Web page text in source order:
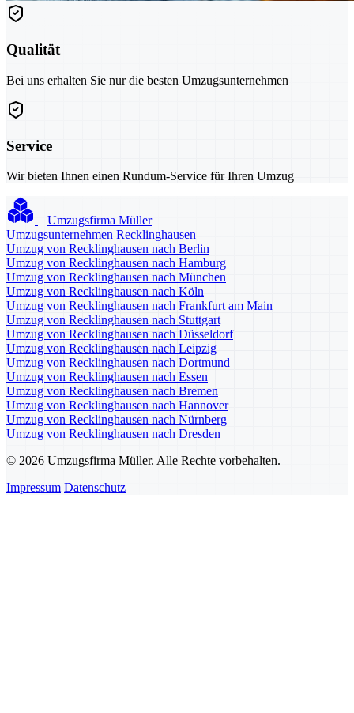
Qualität
Bei uns erhalten Sie nur die besten Umzugsunternehmen
Service
Wir bieten Ihnen einen Rundum-Service für Ihren Umzug
Umzugsfirma Müller
Umzugsunternehmen Recklinghausen
Umzug von Recklinghausen nach Berlin
Umzug von Recklinghausen nach Hamburg
Umzug von Recklinghausen nach München
Umzug von Recklinghausen nach Köln
Umzug von Recklinghausen nach Frankfurt am Main
Umzug von Recklinghausen nach Stuttgart
Umzug von Recklinghausen nach Düsseldorf
Umzug von Recklinghausen nach Leipzig
Umzug von Recklinghausen nach Dortmund
Umzug von Recklinghausen nach Essen
Umzug von Recklinghausen nach Bremen
Umzug von Recklinghausen nach Hannover
Umzug von Recklinghausen nach Nürnberg
Umzug von Recklinghausen nach Dresden
© 2026 Umzugsfirma Müller. Alle Rechte vorbehalten.
Impressum Datenschutz